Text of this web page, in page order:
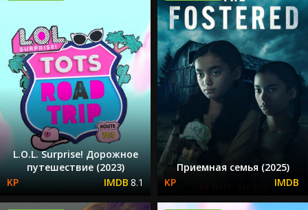
L.O.L. Surprise! Дорожное
путешествие (2023)
8.1
Приемная семья (2025)